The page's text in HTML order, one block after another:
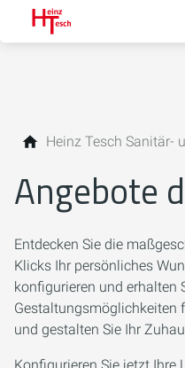
Heinz Tesch Sanitär-
Angebote
Entdecken Sie die
Klicks Ihr persönliches
konfigurieren und erhalten
Gestaltungsmöglichkeiten
und gestalten Sie Ihr